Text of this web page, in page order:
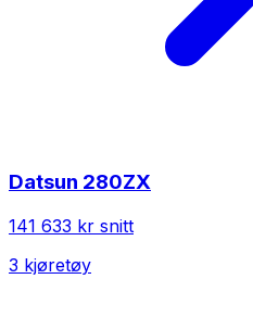
Datsun 280ZX
141 633 kr snitt
3 kjøretøy